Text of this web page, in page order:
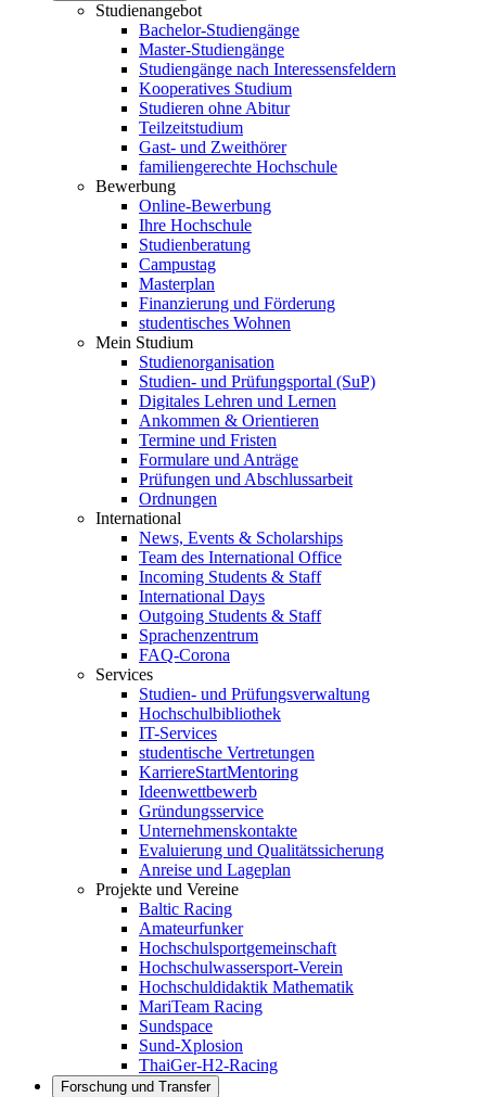
Studienangebot
Bachelor-Studiengänge
Master-Studiengänge
Studiengänge nach Interessensfeldern
Kooperatives Studium
Studieren ohne Abitur
Teilzeitstudium
Gast- und Zweithörer
familiengerechte Hochschule
Bewerbung
Online-Bewerbung
Ihre Hochschule
Studienberatung
Campustag
Masterplan
Finanzierung und Förderung
studentisches Wohnen
Mein Studium
Studienorganisation
Studien- und Prüfungsportal (SuP)
Digitales Lehren und Lernen
Ankommen & Orientieren
Termine und Fristen
Formulare und Anträge
Prüfungen und Abschlussarbeit
Ordnungen
International
News, Events & Scholarships
Team des International Office
Incoming Students & Staff
International Days
Outgoing Students & Staff
Sprachenzentrum
FAQ-Corona
Services
Studien- und Prüfungsverwaltung
Hochschulbibliothek
IT-Services
studentische Vertretungen
KarriereStartMentoring
Ideenwettbewerb
Gründungsservice
Unternehmenskontakte
Evaluierung und Qualitätssicherung
Anreise und Lageplan
Projekte und Vereine
Baltic Racing
Amateurfunker
Hochschulsportgemeinschaft
Hochschulwassersport-Verein
Hochschuldidaktik Mathematik
MariTeam Racing
Sundspace
Sund-Xplosion
ThaiGer-H2-Racing
Forschung und Transfer